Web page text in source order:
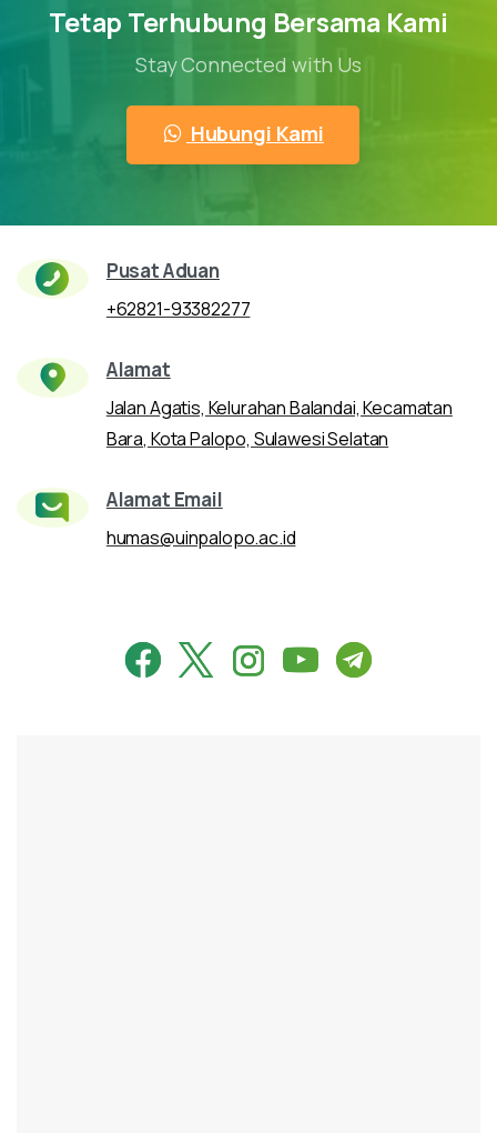
Tetap Terhubung Bersama Kami
Stay Connected with Us
Hubungi Kami
Pusat Aduan
+62821-93382277
Alamat
Jalan Agatis, Kelurahan Balandai, Kecamatan
Bara, Kota Palopo, Sulawesi Selatan
Alamat Email
humas@uinpalopo.ac.id